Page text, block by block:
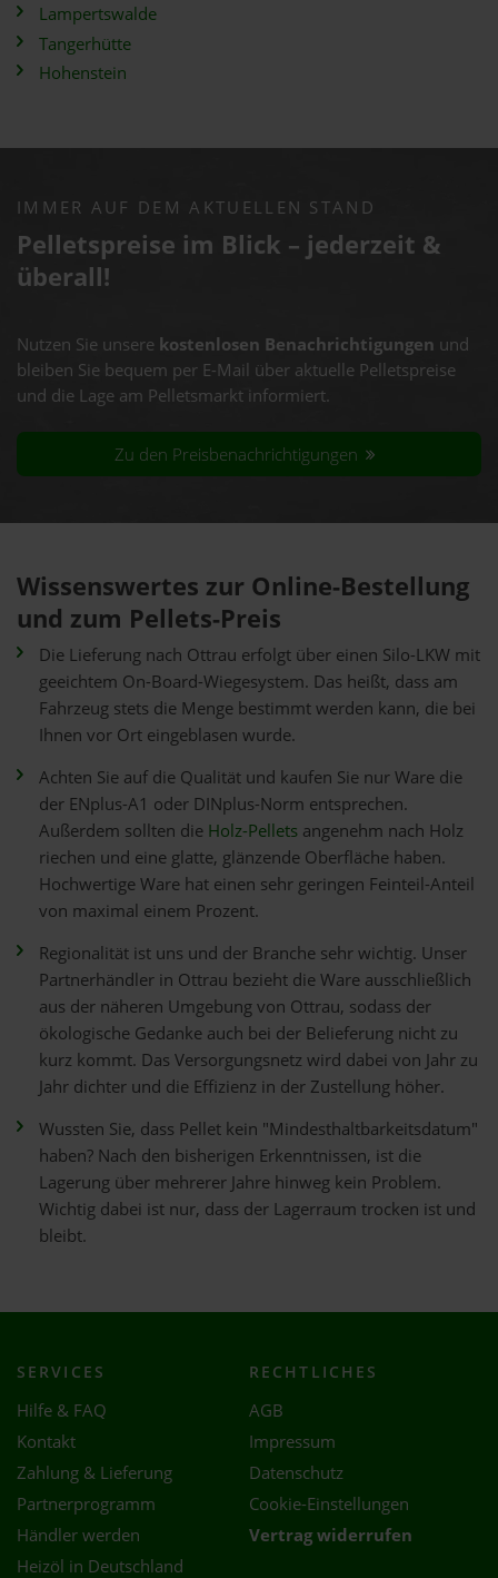
Lampertswalde
Tangerhütte
Hohenstein
IMMER AUF DEM AKTUELLEN STAND
Pelletspreise im Blick – jederzeit &
überall!
Nutzen Sie unsere kostenlosen Benachrichtigungen und
bleiben Sie bequem per E-Mail über aktuelle Pelletspreise
und die Lage am Pelletsmarkt informiert.
Zu den Preisbenachrichtigungen
Wissenswertes zur Online-Bestellung
und zum Pellets-Preis
Die Lieferung nach Ottrau erfolgt über einen Silo-LKW mit
geeichtem On-Board-Wiegesystem. Das heißt, dass am
Fahrzeug stets die Menge bestimmt werden kann, die bei
Ihnen vor Ort eingeblasen wurde.
Achten Sie auf die Qualität und kaufen Sie nur Ware die
der ENplus-A1 oder DINplus-Norm entsprechen.
Außerdem sollten die Holz-Pellets angenehm nach Holz
riechen und eine glatte, glänzende Oberfläche haben.
Hochwertige Ware hat einen sehr geringen Feinteil-Anteil
von maximal einem Prozent.
Regionalität ist uns und der Branche sehr wichtig. Unser
Partnerhändler in Ottrau bezieht die Ware ausschließlich
aus der näheren Umgebung von Ottrau, sodass der
ökologische Gedanke auch bei der Belieferung nicht zu
kurz kommt. Das Versorgungsnetz wird dabei von Jahr zu
Jahr dichter und die Effizienz in der Zustellung höher.
Wussten Sie, dass Pellet kein "Mindesthaltbarkeitsdatum"
haben? Nach den bisherigen Erkenntnissen, ist die
Lagerung über mehrerer Jahre hinweg kein Problem.
Wichtig dabei ist nur, dass der Lagerraum trocken ist und
bleibt.
SERVICES
Hilfe & FAQ
Kontakt
Zahlung & Lieferung
Partnerprogramm
Händler werden
Heizöl in Deutschland
RECHTLICHES
AGB
Impressum
Datenschutz
Cookie-Einstellungen
Vertrag widerrufen